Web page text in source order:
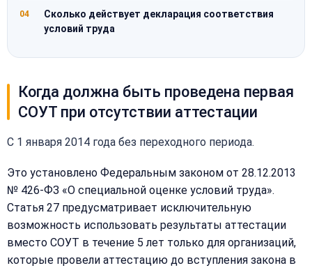
04
Сколько действует декларация соответствия
условий труда
Когда должна быть проведена первая
СОУТ при отсутствии аттестации
С 1 января 2014 года без переходного периода.
Это установлено Федеральным законом от 28.12.2013
№ 426-ФЗ «О специальной оценке условий труда».
Статья 27 предусматривает исключительную
возможность использовать результаты аттестации
вместо СОУТ в течение 5 лет только для организаций,
которые провели аттестацию до вступления закона в